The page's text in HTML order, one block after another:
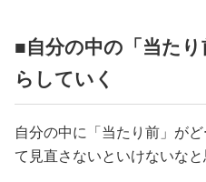
■自分の中の「当た
らしていく
自分の中に「当たり前」が
て見直さないといけないなと